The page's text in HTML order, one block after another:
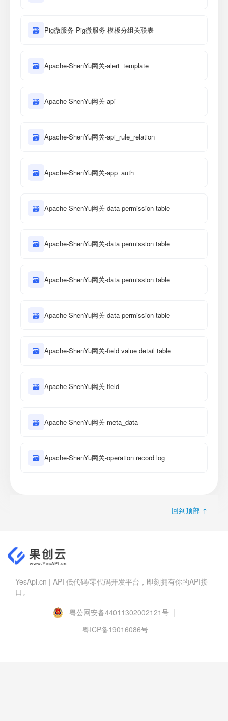
🗃 Pig微服务-Pig微服务-模板分组关联表
🗃 Apache-ShenYu网关-alert_template
🗃 Apache-ShenYu网关-api
🗃 Apache-ShenYu网关-api_rule_relation
🗃 Apache-ShenYu网关-app_auth
🗃 Apache-ShenYu网关-data permission table
🗃 Apache-ShenYu网关-data permission table
🗃 Apache-ShenYu网关-data permission table
🗃 Apache-ShenYu网关-data permission table
🗃 Apache-ShenYu网关-field value detail table
🗃 Apache-ShenYu网关-field
🗃 Apache-ShenYu网关-meta_data
🗃 Apache-ShenYu网关-operation record log
回到顶部 ↑
YesApi.cn | API 低代码/零代码开发平台，即刻拥有你的API接
口。
粤公网安备44011302002121号 |
粤ICP备19016086号